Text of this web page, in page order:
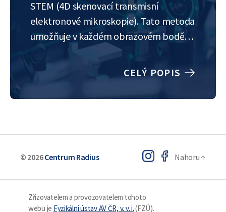
STEM (4D skenovací transmisní
elektronové mikroskopie). Tato metoda
umožňuje v každém obrazovém bodě
zaznamenat difrakční obrazec, který lze
následně analyzovat a získat tak
informace o fázovém složení, orientaci
krystalů nebo lokálních deformacích.
CELÝ POPIS
© 2026Centrum Radius Nahoru↑
Zřizovatelem a provozovatelem tohoto
webu je Fyzikální ústav AV ČR, v. v. i.(FZÚ).